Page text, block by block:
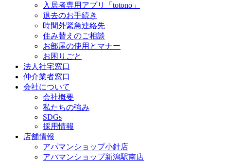
入居者専用アプリ「totono」
退去のお手続き
時間外緊急連絡先
住み替えのご相談
お部屋の使用とマナー
お困りごと
法人社宅窓口
仲介業者窓口
会社について
会社概要
私たちの強み
SDGs
採用情報
店舗情報
アパマンショップ小針店
アパマンショップ新潟駅南店